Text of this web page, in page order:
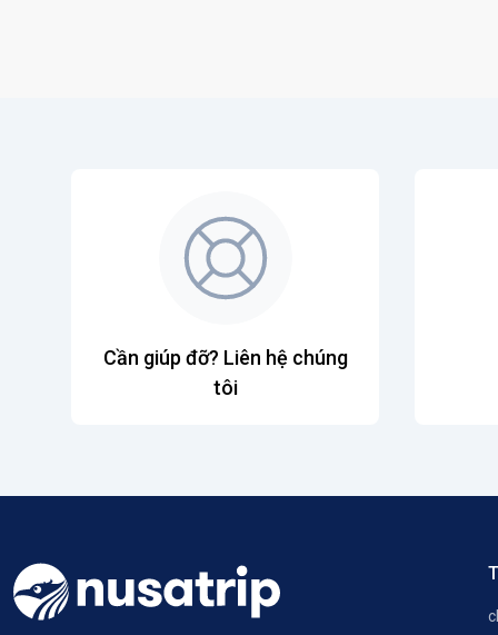
Cần giúp đỡ? Liên hệ chúng
tôi